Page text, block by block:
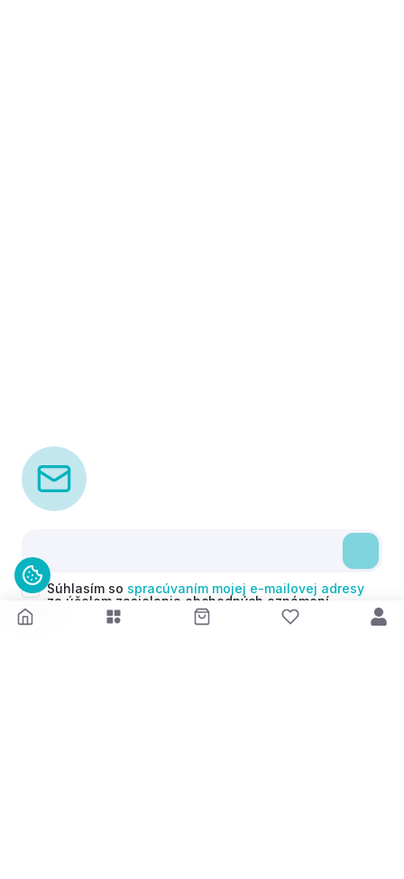
Súhlasím so spracúvaním mojej e-mailovej adresy
za účelom zasielania obchodných oznámení
(newsletterov) v súlade s čl. 6 ods. 1 písm. a)
Nariadenia GDPR. Svoj súhlas môžem kedykoľvek